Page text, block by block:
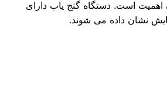
اهمیت است. دستگاه گنج یاب دارای
نشان داده می شوند.